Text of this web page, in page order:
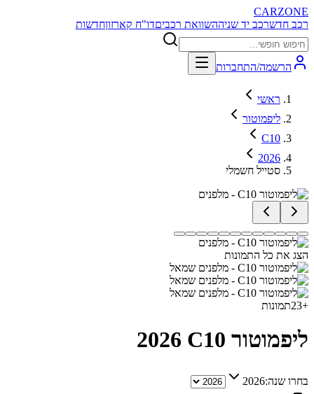
CARZONE
רכב חדשרכב יד שניההשוואת רכביםדו"ח קארזוןחדשות
הרשמה/התחברות
ראשי
ליפמוטור
C10
2026
סטייל חשמלי
הצג את כל התמונות
+
23תמונות
ליפמוטור C10 2026
בחרו שנה:2026